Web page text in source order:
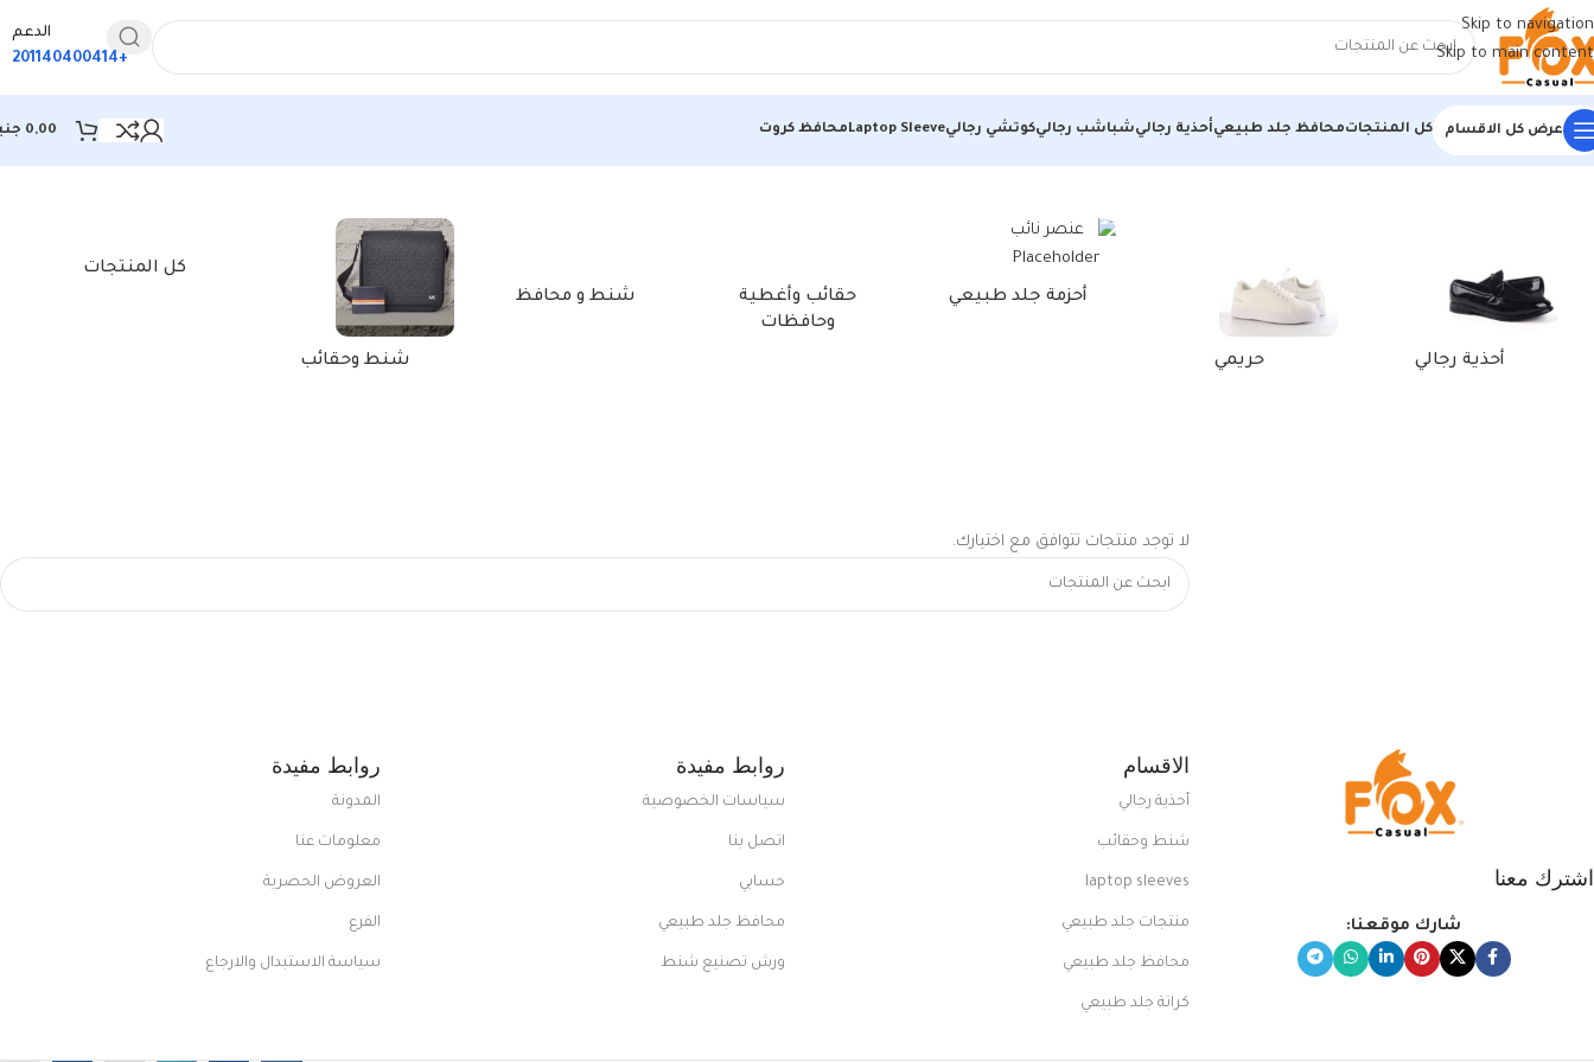
Skip to navigation
Skip to main content
الدعم
+201140400414
عرض كل الاقسام كل المنتجاتمحافظ جلد طبيعيأحذية رجاليشباشب رجاليكوتشي رجاليLaptop Sleeveمحافظ كروت 0,00
الرئيسية/منتجات تحت الوسم “شبشب رجالي سعودي”
أحذية رجالي حريمي
أحزمة جلد طبيعي
حقائب وأغطية
وحافظات
شنط و محافظ
شنط وحقائب
كل المنتجات
لا توجد منتجات تتوافق مع اختيارك.
اشترك معنا
شارك موقعنا:
الاقسام
أحذية رجالي
شنط وحقائب
laptop sleeves
منتجات جلد طبيعي
محافظ جلد طبيعي
كراتة جلد طبيعي
روابط مفيدة
سياسات الخصوصية
اتصل بنا
حسابي
محافظ جلد طبيعي
ورش تصنيع شنط
روابط مفيدة
المدونة
معلومات عنا
العروض الحصرية
الفرع
سياسة الاستبدال والارجاع